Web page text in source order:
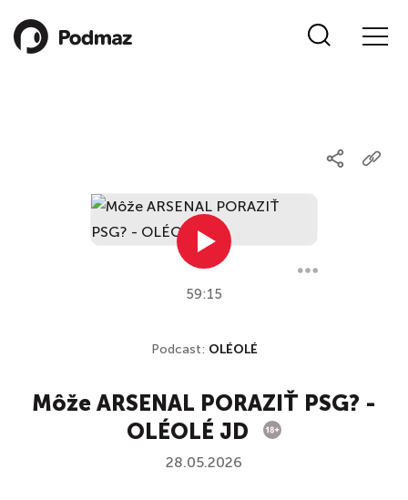
59:15
Podcast: OLÉOLÉ
Môže ARSENAL PORAZIŤ PSG? -
OLÉOLÉ JD
28.05.2026